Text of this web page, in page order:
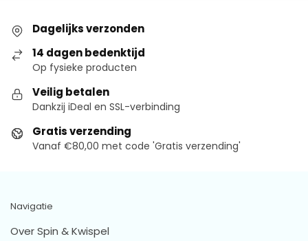
Dagelijks verzonden
14 dagen bedenktijd
Op fysieke producten
Veilig betalen
Dankzij iDeal en SSL-verbinding
Gratis verzending
Vanaf €80,00 met code 'Gratis verzending'
Navigatie
Over Spin & Kwispel